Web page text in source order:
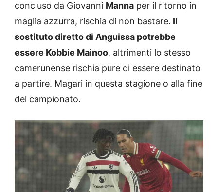
concluso da Giovanni Manna per il ritorno in
maglia azzurra, rischia di non bastare. Il
sostituto diretto di Anguissa potrebbe
essere Kobbie Mainoo, altrimenti lo stesso
camerunense rischia pure di essere destinato
a partire. Magari in questa stagione o alla fine
del campionato.